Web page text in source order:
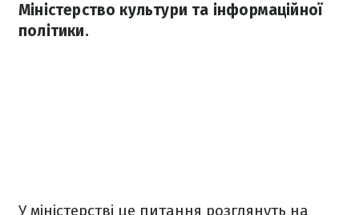
Міністерство культури та інформаційної
політики.
У міністерстві це питання розглянуть на